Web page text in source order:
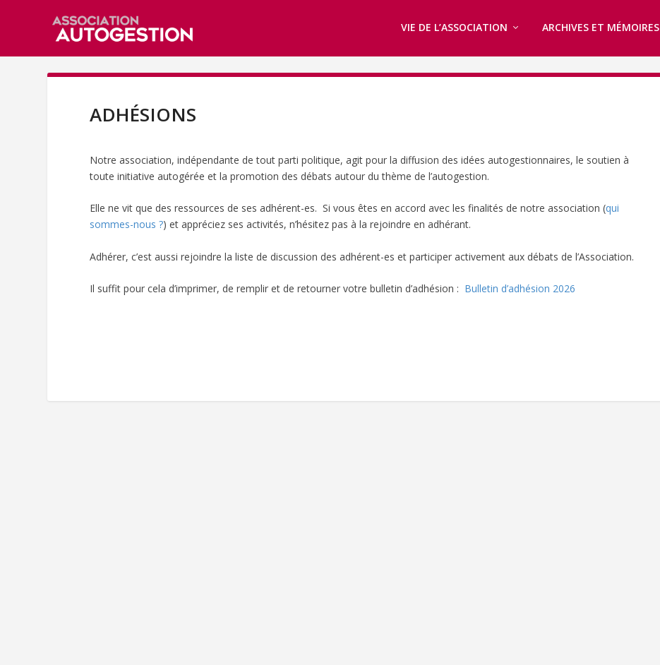
VIE DE L’ASSOCIATION ARCHIVES ET MÉMOIRES
ADHÉSIONS
Notre association, indépendante de tout parti politique, agit pour la diffusion des idées autogestionnaires, le soutien à
toute initiative autogérée et la promotion des débats autour du thème de l’autogestion.
Elle ne vit que des ressources de ses adhérent-es. Si vous êtes en accord avec les finalités de notre association (qui
sommes-nous ?) et appréciez ses activités, n’hésitez pas à la rejoindre en adhérant.
Adhérer, c’est aussi rejoindre la liste de discussion des adhérent-es et participer activement aux débats de l’Association.
Il suffit pour cela d’imprimer, de remplir et de retourner votre bulletin d’adhésion : Bulletin d’adhésion 2026